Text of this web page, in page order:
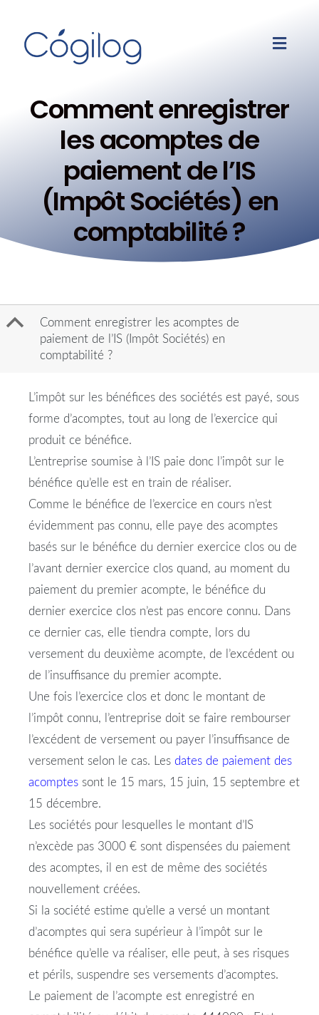
Comment enregistrer
les acomptes de
paiement de l’IS
(Impôt Sociétés) en
comptabilité ?
B
Comment enregistrer les acomptes de
paiement de l’IS (Impôt Sociétés) en
comptabilité ?
L’impôt sur les bénéfices des sociétés est payé, sous
forme d’acomptes, tout au long de l’exercice qui
produit ce bénéfice.
L’entreprise soumise à l’IS paie donc l’impôt sur le
bénéfice qu’elle est en train de réaliser.
Comme le bénéfice de l’exercice en cours n’est
évidemment pas connu, elle paye des acomptes
basés sur le bénéfice du dernier exercice clos ou de
l’avant dernier exercice clos quand, au moment du
paiement du premier acompte, le bénéfice du
dernier exercice clos n’est pas encore connu. Dans
ce dernier cas, elle tiendra compte, lors du
versement du deuxième acompte, de l’excédent ou
de l’insuffisance du premier acompte.
Une fois l’exercice clos et donc le montant de
l’impôt connu, l’entreprise doit se faire rembourser
l’excédent de versement ou payer l’insuffisance de
versement selon le cas. Les dates de paiement des
acomptes sont le 15 mars, 15 juin, 15 septembre et
15 décembre.
Les sociétés pour lesquelles le montant d’IS
n’excède pas 3000 € sont dispensées du paiement
des acomptes, il en est de même des sociétés
nouvellement créées.
Si la société estime qu’elle a versé un montant
d’acomptes qui sera supérieur à l’impôt sur le
bénéfice qu’elle va réaliser, elle peut, à ses risques
et périls, suspendre ses versements d’acomptes.
Le paiement de l’acompte est enregistré en